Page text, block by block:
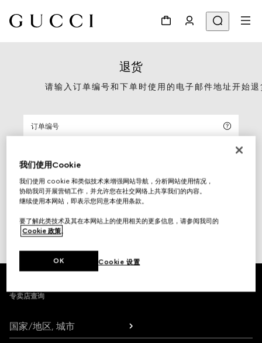
退货
请输入订单编号和下单时使用的电子邮件地址开始
Footer
专卖店查询
国家/地区, 城市
我们使用Cookie
我们使用 cookie 和类似技术来增强网站导航，分析网站使用情况，
协助我司开展营销工作，并允许您在社交网络上共享我们的内容。
继续使用本网站，即表示您同意本使用条款。
要了解此类技术及其在本网站上的使用相关的更多信息，请参阅我司的
Cookie 政策。
Cookie 设置
OK